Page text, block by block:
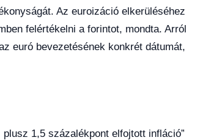
Az euroizáció elkerüléséhez
felértékelni a forintot, mondta. Arról
euró bevezetésének konkrét dátumát,
1,5 százalékpont elfojtott infláció”